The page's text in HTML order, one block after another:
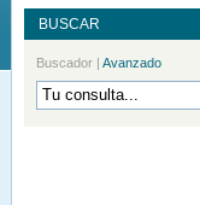
BUSCAR
Buscador | Avanzado